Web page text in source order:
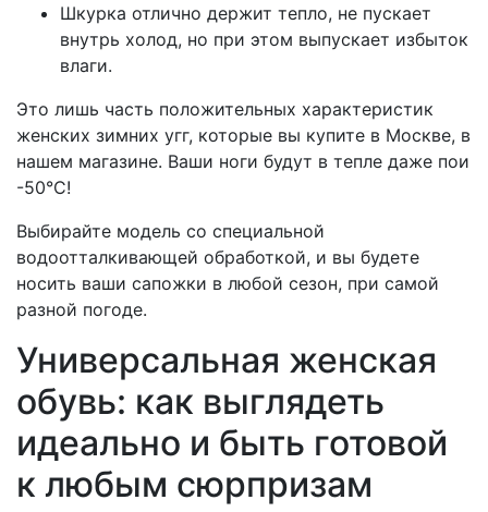
Шкурка отлично держит тепло, не пускает
внутрь холод, но при этом выпускает избыток
влаги.
Это лишь часть положительных характеристик
женских зимних угг, которые вы купите в Москве, в
нашем магазине. Ваши ноги будут в тепле даже пои
-50°С!
Выбирайте модель со специальной
водоотталкивающей обработкой, и вы будете
носить ваши сапожки в любой сезон, при самой
разной погоде.
Универсальная женская
обувь: как выглядеть
идеально и быть готовой
к любым сюрпризам